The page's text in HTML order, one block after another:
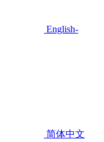
English-
简体中文